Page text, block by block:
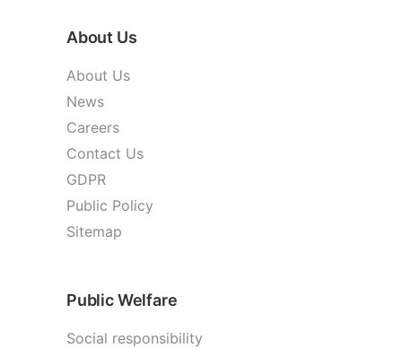
About Us
About Us
News
Careers
Contact Us
GDPR
Public Policy
Sitemap
Public Welfare
Social responsibility